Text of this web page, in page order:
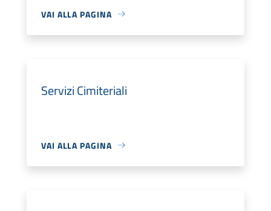
VAI ALLA PAGINA
Servizi Cimiteriali
VAI ALLA PAGINA